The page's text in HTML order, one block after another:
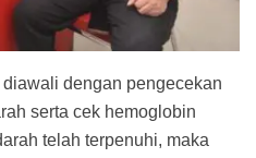
dengan pengecekan
serta cek hemoglobin
telah terpenuhi, maka